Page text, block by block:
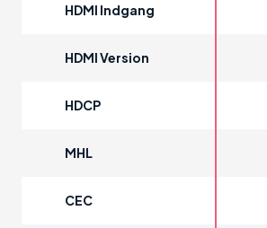
HDMI Indgang
HDMI Version
HDCP
MHL
CEC